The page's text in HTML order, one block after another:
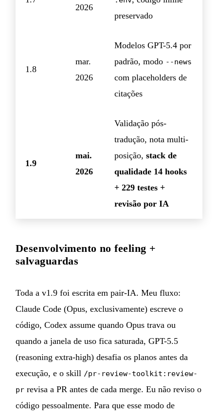
2026
preservado
1.8
mar.
2026
Modelos GPT-5.4 por
padrão, modo --news
com placeholders de
citações
1.9
mai.
2026
Validação pós-
tradução, nota multi-
posição, stack de
qualidade 14 hooks
+ 229 testes +
revisão por IA
Desenvolvimento no feeling +
salvaguardas
Toda a v1.9 foi escrita em pair-IA. Meu fluxo:
Claude Code (Opus, exclusivamente) escreve o
código, Codex assume quando Opus trava ou
quando a janela de uso fica saturada, GPT-5.5
(reasoning extra-high) desafia os planos antes da
execução, e o skill /pr-review-toolkit:review-
pr revisa a PR antes de cada merge. Eu não reviso o
código pessoalmente. Para que esse modo de